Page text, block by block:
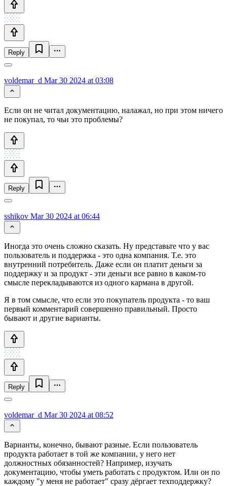
Reply
voldemar_d Mar 30 2024 at 03:08
Если он не читал документацию, налажал, но при этом ничего
не покупал, то чьи это проблемы?
Reply
sshikov Mar 30 2024 at 06:44
Иногда это очень сложно сказать. Ну представьте что у вас
пользователь и поддержка - это одна компания. Т.е. это
внутренний потребитель. Даже если он платит деньги за
поддержку и за продукт - эти деньги все равно в каком-то
смысле перекладываются из одного кармана в другой.
Я в том смысле, что если это покупатель продукта - то ваш
первый комментарий совершенно правильный. Просто
бывают и другие варианты.
Reply
voldemar_d Mar 30 2024 at 08:52
Варианты, конечно, бывают разные. Если пользователь
продукта работает в той же компании, у него нет
должностных обязанностей? Например, изучать
документацию, чтобы уметь работать с продуктом. Или он по
каждому "у меня не работает" сразу дёргает техподдержку?